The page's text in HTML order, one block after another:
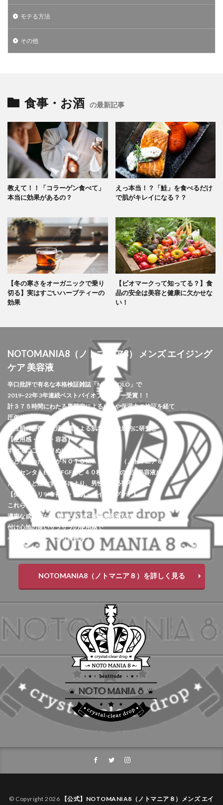
モテる方法
その他
食事・お酒 の最新記事
教えて！！「コラーゲン食べて」
本当に効果があるの？
えっ本当！？「鮭」を食べるだけ
で肌がキレイになる？？
【冬の寒さをオーガニックで乗り
切る】実はすごいハーブティーの
効果
【ビオマークって知ってる？】食
品の安全は美容と健康に欠かせな
い！
NOTOMANIA8（ノトマニア8） メンズ エイジング
ケア 美容液
辛口批評で有名な本格検証雑誌「MONOQLO」で
2019~22年 3年連続ベストバイオブザイヤー受賞！！
計３７５時間にわたる専門家による成分や保湿力の検証を経て
圧倒的１位に輝く！！
男性肌の特徴・生活習慣による肌老化を徹底的に研究し
【使用感・原料・容器】
すべてにこだわりぬいた結果
たどり着いた答えがＮＯＴＯＭＡＮＩＡ８（ノトマニア８）
プラセンタ・EGF・FGFなど４０種類以上の保湿美容液成分を
たっぷりと配合する事により、男性肌に必要不可欠な
【保湿・ハリツヤ補給・整肌・エイジングケア】
これらを1本で全てカバー！！
濃密な成分がたっぷりと入った保湿美容液なのに
付け心地の良いサラサラの使用感で
ベタつかずにしっとり長持ち！
NOTOMANIA8（ノトマニア８）を詳しく見る
© Copyright 2026 【公式】NOTOMANIA8（ノトマニア８）メンズ エイ